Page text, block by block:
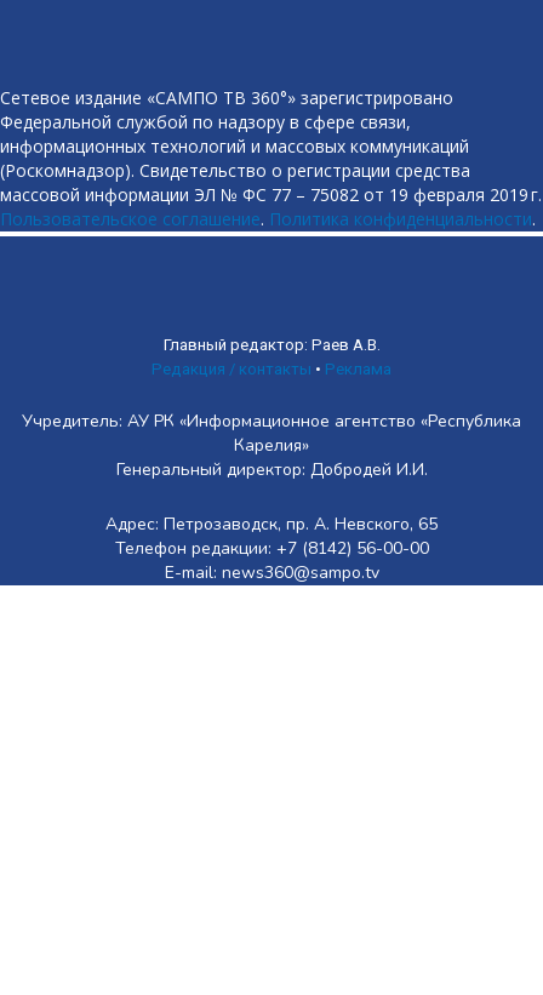
Сетевое издание «САМПО ТВ 360°» зарегистрировано
Федеральной службой по надзору в сфере связи,
информационных технологий и массовых коммуникаций
(Роскомнадзор). Свидетельство о регистрации средства
массовой информации ЭЛ № ФС 77 – 75082 от 19 февраля 2019 г.
Пользовательское соглашение. Политика конфиденциальности.
Главный редактор: Раев А.В.
Редакция / контакты • Реклама
Учредитель: АУ РК «Информационное агентство «Республика
Карелия»
Генеральный директор: Добродей И.И.
Адрес: Петрозаводск, пр. А. Невского, 65
Телефон редакции: +7 (8142) 56-00-00
E-mail: news360@sampo.tv